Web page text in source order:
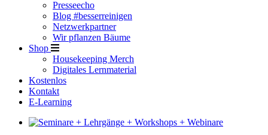
Presseecho
Blog #besserreinigen
Netzwerkpartner
Wir pflanzen Bäume
Shop
Housekeeping Merch
Digitales Lernmaterial
Kostenlos
Kontakt
E-Learning